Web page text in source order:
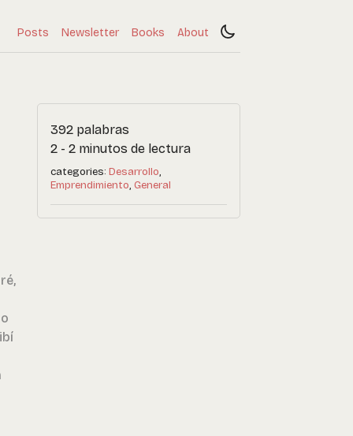
Posts Newsletter Books About
392 palabras
2 - 2 minutos de lectura
categories: Desarrollo
Emprendimiento General